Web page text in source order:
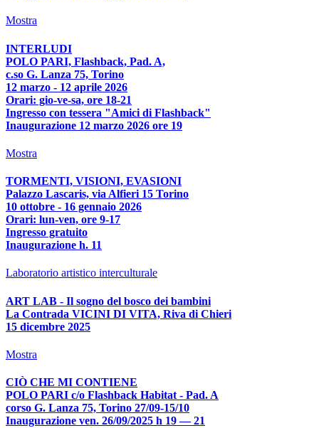
Mostra
INTERLUDI
POLO PARI, Flashback, Pad. A,
c.so G. Lanza 75, Torino
12 marzo - 12 aprile 2026
Orari: gio-ve-sa, ore 18-21
Ingresso con tessera "Amici di Flashback"
Inaugurazione 12 marzo 2026 ore 19
Mostra
TORMENTI, VISIONI, EVASIONI
Palazzo Lascaris, via Alfieri 15 Torino
10 ottobre - 16 gennaio 2026
Orari: lun-ven, ore 9-17
Ingresso gratuito
Inaugurazione h. 11
Laboratorio artistico interculturale
ART LAB - Il sogno del bosco dei bambini
La Contrada VICINI DI VITA, Riva di Chieri
15 dicembre 2025
Mostra
CIÒ CHE MI CONTIENE
POLO PARI c/o Flashback Habitat - Pad. A
corso G. Lanza 75, Torino 27/09-15/10
Inaugurazione ven. 26/09/2025 h 19 — 21